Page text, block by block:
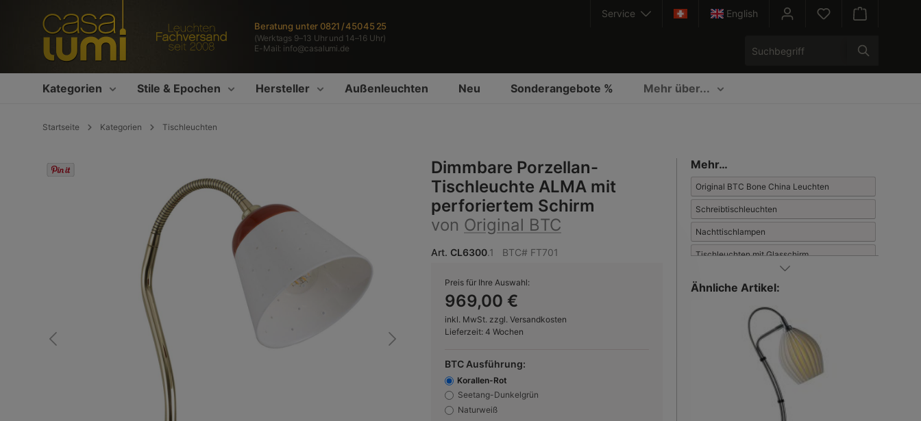
Zur Hauptnavigation springen
Beratung unter 0821 / 450 45 25
(Werktags 9–13 Uhr und 14–16 Uhr)
E-Mail: info@casalumi.de
Service
English
Kategorien Stile & Epochen Hersteller Außenleuchten Neu Sonderangebote % Mehr über...
Startseite Kategorien Tischleuchten
Bildergalerie überspringen
Dimmbare Porzellan-
Tischleuchte ALMA mit
perforiertem Schirm
von Original BTC
Art. CL6300.1 BTC# FT701
Preis für Ihre Auswahl:
969,00 €
inkl. MwSt. zzgl. Versandkosten
Lieferzeit: 4 Wochen
BTC Ausführung:
Korallen-Rot
Seetang-Dunkelgrün
Naturweiß
Mehr…
Original BTC Bone China Leuchten
Schreibtischleuchten
Nachttischlampen
Tischleuchten mit Glasschirm
Klassische Moderne
Ähnliche Artikel: